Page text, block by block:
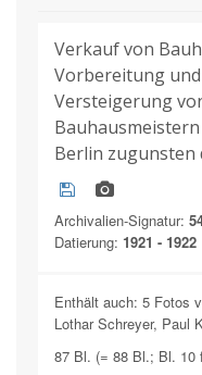
Verkauf von
Vorbereitung
Versteigerung
Berlin zugunsten
Archivalien-Signatur:
Datierung: 1921 - 1922
Enthält auch: 5 Fotos
Lothar Schreyer, Paul
87 Bl. (= 88 Bl.; Bl. 10